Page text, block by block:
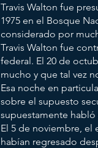
Travis Walton fue
1975 en el Bosque
considerado por
Travis Walton fue
federal. El 20 de
mucho y que tal vez
Esa noche en
sobre el supuesto
supuestamente
El 5 de noviembre,
habían regresado